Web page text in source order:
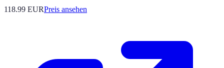
118.99 EURPreis ansehen